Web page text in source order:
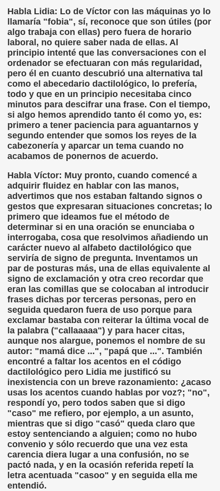
Habla Lidia: Lo de Víctor con las máquinas yo lo
llamaría "fobia", sí, reconoce que son útiles (por
algo trabaja con ellas) pero fuera de horario
laboral, no quiere saber nada de ellas. Al
principio intenté que las conversaciones con el
ordenador se efectuaran con más regularidad,
pero él en cuanto descubrió una alternativa tal
como el abecedario dactilológico, lo prefería,
todo y que en un principio necesitaba cinco
minutos para descifrar una frase. Con el tiempo,
si algo hemos aprendido tanto él como yo, es:
primero a tener paciencia para aguantarnos y
segundo entender que somos los reyes de la
cabezonería y aparcar un tema cuando no
acabamos de ponernos de acuerdo.
Habla Víctor: Muy pronto, cuando comencé a
adquirir fluidez en hablar con las manos,
advertimos que nos estaban faltando signos o
gestos que expresaran situaciones concretas; lo
primero que ideamos fue el método de
determinar si en una oración se enunciaba o
interrogaba, cosa que resolvimos añadiendo un
carácter nuevo al alfabeto dactilológico que
serviría de signo de pregunta. Inventamos un
par de posturas más, una de ellas equivalente al
signo de exclamación y otra creo recordar que
eran las comillas que se colocaban al introducir
frases dichas por terceras personas, pero en
seguida quedaron fuera de uso porque para
exclamar bastaba con reiterar la última vocal de
la palabra ("callaaaaa") y para hacer citas,
aunque nos alargue, ponemos el nombre de su
autor: "mamá dice ...", "papá que ...". También
encontré a faltar los acentos en el código
dactilológico pero Lidia me justificó su
inexistencia con un breve razonamiento: ¿acaso
usas los acentos cuando hablas por voz?; "no",
respondí yo, pero todos saben que si digo
"caso" me refiero, por ejemplo, a un asunto,
mientras que si digo "casó" queda claro que
estoy sentenciando a alguien; como no hubo
convenio y sólo recuerdo que una vez esta
carencia diera lugar a una confusión, no se
pactó nada, y en la ocasión referida repetí la
letra acentuada "casoo" y en seguida ella me
entendió.
el Departamento de Policía (Fernando Casasola)
Aldaba)
de la Vida de Casimiro Seisluces (Varios
(José Amando Ruiz "Jose Ruivari")
Sánchez)
(José Luis Castillo Puche)
Suple con Buenas Voces (Fermín Tamayo)
Uribe)
Hierro)
García)
Coger Polvo (Mar Paredes)